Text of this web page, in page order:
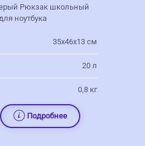
Рюкзак школьный
ноутбука
35х46х13 см
20 л
0,8 кг
Подробнее